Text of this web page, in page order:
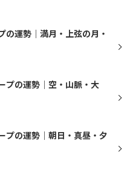
の運勢｜満月・上弦の月・
プの運勢｜空・山脈・大
プの運勢｜朝日・真昼・夕